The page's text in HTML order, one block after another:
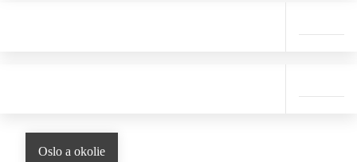
Oslo a okolie